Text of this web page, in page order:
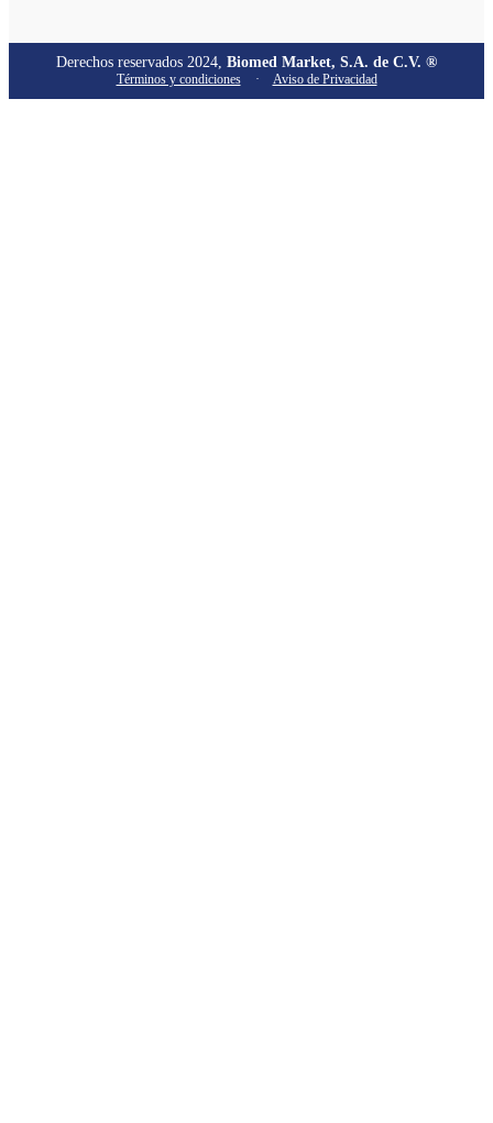
Derechos reservados 2024, Biomed Market, S.A. de C.V. ®
Términos y condiciones · Aviso de Privacidad